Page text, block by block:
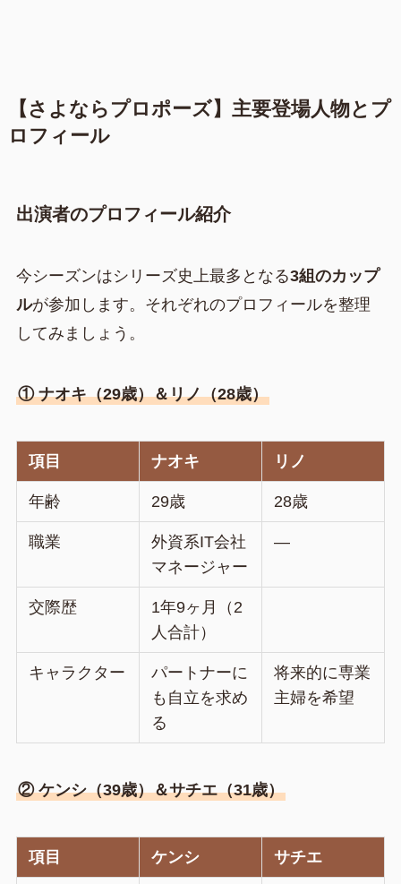
【さよならプロポーズ】主要登場人物とプ
ロフィール
出演者のプロフィール紹介
今シーズンはシリーズ史上最多となる3組のカップ
ルが参加します。それぞれのプロフィールを整理
してみましょう。
① ナオキ（29歳）＆リノ（28歳）
項目 ナオキ リノ
年齢 29歳 28歳
職業
外資系IT会社
マネージャー
—
交際歴
1年9ヶ月（2
人合計）
キャラクター
パートナーに
も自立を求め
る
将来的に専業
主婦を希望
② ケンシ（39歳）＆サチエ（31歳）
項目 ケンシ サチエ